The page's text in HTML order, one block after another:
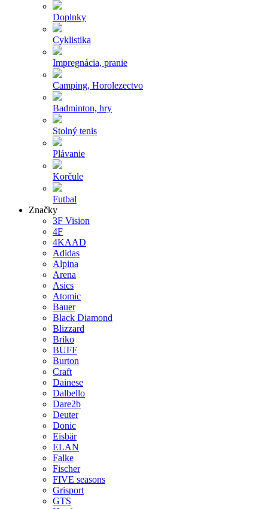
Doplnky
Cyklistika
Impregnácia, pranie
Camping, Horolezectvo
Badminton, hry
Stolný tenis
Plávanie
Korčule
Futbal
Značky
3F Vision
4F
4KAAD
Adidas
Alpina
Arena
Asics
Atomic
Bauer
Black Diamond
Blizzard
Briko
BUFF
Burton
Craft
Dainese
Dalbello
Dare2b
Deuter
Donic
Eisbär
ELAN
Falke
Fischer
FIVE seasons
Grisport
GTS